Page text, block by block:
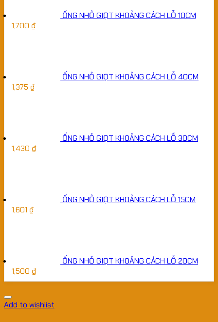
ỐNG NHỎ GIỌT KHOẢNG CÁCH LỖ 10CM
1,700 ₫
ỐNG NHỎ GIỌT KHOẢNG CÁCH LỖ 40CM
1,375 ₫
ỐNG NHỎ GIỌT KHOẢNG CÁCH LỖ 30CM
1,430 ₫
ỐNG NHỎ GIỌT KHOẢNG CÁCH LỖ 15CM
1,601 ₫
ỐNG NHỎ GIỌT KHOẢNG CÁCH LỖ 20CM
1,500 ₫
Add to wishlist